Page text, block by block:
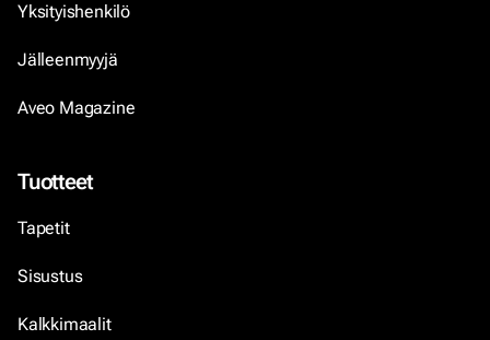
Yksityishenkilö
Jälleenmyyjä
Aveo Magazine
Tuotteet
Tapetit
Sisustus
Kalkkimaalit